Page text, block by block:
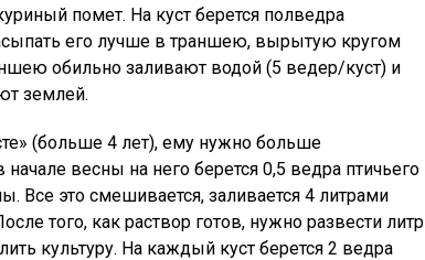
помет. На куст берется полведра
его лучше в траншею, вырытую кругом
обильно заливают водой (5 ведер/куст) и
землей.
(больше 4 лет), ему нужно больше
весны на него берется 0,5 ведра птичьего
Все это смешивается, заливается 4 литрами
того, как раствор готов, нужно развести литр
культуру. На каждый куст берется 2 ведра